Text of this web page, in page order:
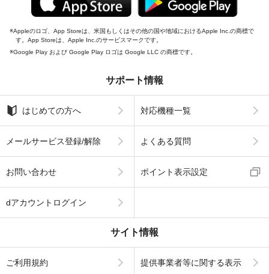
Appleのロゴ、App Storeは、米国もしくはその他の国や地域におけるApple Inc.の商標で
す。App Storeは、Apple Inc.のサービスマークです。
Google Play および Google Play ロゴは Google LLC の商標です。
サポート情報
はじめての方へ 対応機種一覧
メールサービス登録/解除 よくある質問
お問い合わせ ポイント表示設定
dアカウントログイン
サイト情報
ご利用規約 提供事業者等に関する表示